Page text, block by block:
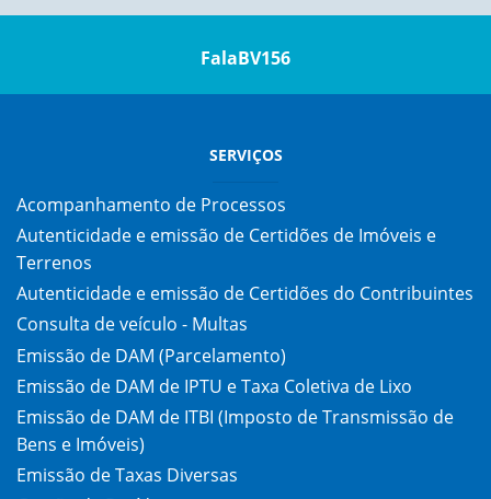
FalaBV156
SERVIÇOS
Acompanhamento de Processos
Autenticidade e emissão de Certidões de Imóveis e
Terrenos
Autenticidade e emissão de Certidões do Contribuintes
Consulta de veículo - Multas
Emissão de DAM (Parcelamento)
Emissão de DAM de IPTU e Taxa Coletiva de Lixo
Emissão de DAM de ITBI (Imposto de Transmissão de
Bens e Imóveis)
Emissão de Taxas Diversas